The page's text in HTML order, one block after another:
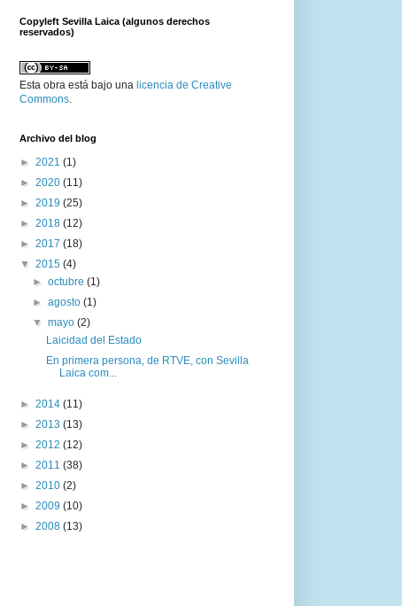
Copyleft Sevilla Laica (algunos derechos
reservados)
Esta obra está bajo una licencia de Creative
Commons.
Archivo del blog
► 2021 (1)
► 2020 (11)
► 2019 (25)
► 2018 (12)
► 2017 (18)
▼ 2015 (4)
►octubre(1)
►agosto(1)
▼mayo(2)
Laicidad del Estado
En primera persona, de RTVE, con Sevilla
Laica com...
► 2014 (11)
► 2013 (13)
► 2012 (12)
► 2011 (38)
► 2010 (2)
► 2009 (10)
► 2008 (13)